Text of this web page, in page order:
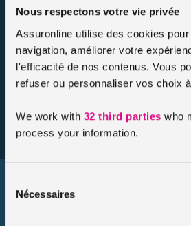
Nous respectons votre vie privée
Assuronline utilise des cookies
navigation, améliorer votre
l'efficacité de nos contenus. Vous
refuser ou personnaliser vos choix
We work with 32 third parties who
process your information.
Nécessaires
correspond pleinement.
Le + assuronline :pour vous
tôt possible avec votre camping-car,
après souscription une carte verte